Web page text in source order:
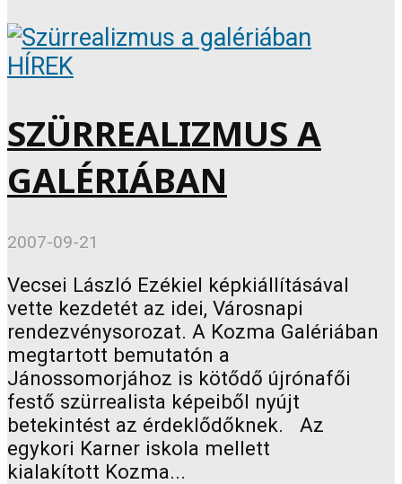
HÍREK
SZÜRREALIZMUS A
GALÉRIÁBAN
2007-09-21
Vecsei László Ezékiel képkiállításával
vette kezdetét az idei, Városnapi
rendezvénysorozat. A Kozma Galériában
megtartott bemutatón a
Jánossomorjához is kötődő újrónafői
festő szürrealista képeiből nyújt
betekintést az érdeklődőknek. Az
egykori Karner iskola mellett
kialakított Kozma...